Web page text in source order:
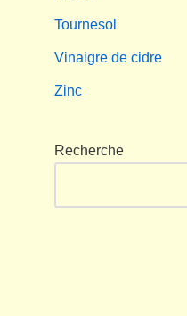
Tournesol
Vinaigre de cidre
Zinc
Recherche